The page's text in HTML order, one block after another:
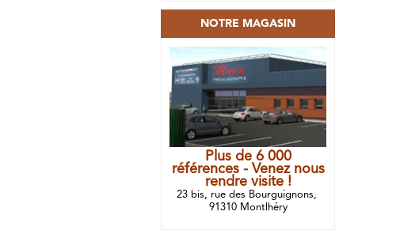
NOTRE MAGASIN
Plus de 6 000
références - Venez nous
rendre visite !
23 bis, rue des Bourguignons,
91310 Montlhéry